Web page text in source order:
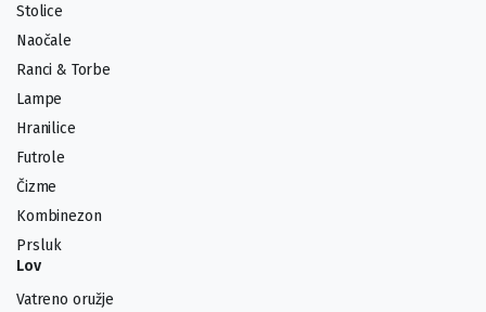
Stolice
Naočale
Ranci & Torbe
Lampe
Hranilice
Futrole
Čizme
Kombinezon
Prsluk
Lov
Vatreno oružje